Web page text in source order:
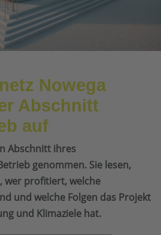
Nowega
Abschnitt
auf
Abschnitt ihres
genommen. Sie lesen,
wer profitiert, welche
und welche Folgen das Projekt
und Klimaziele hat.